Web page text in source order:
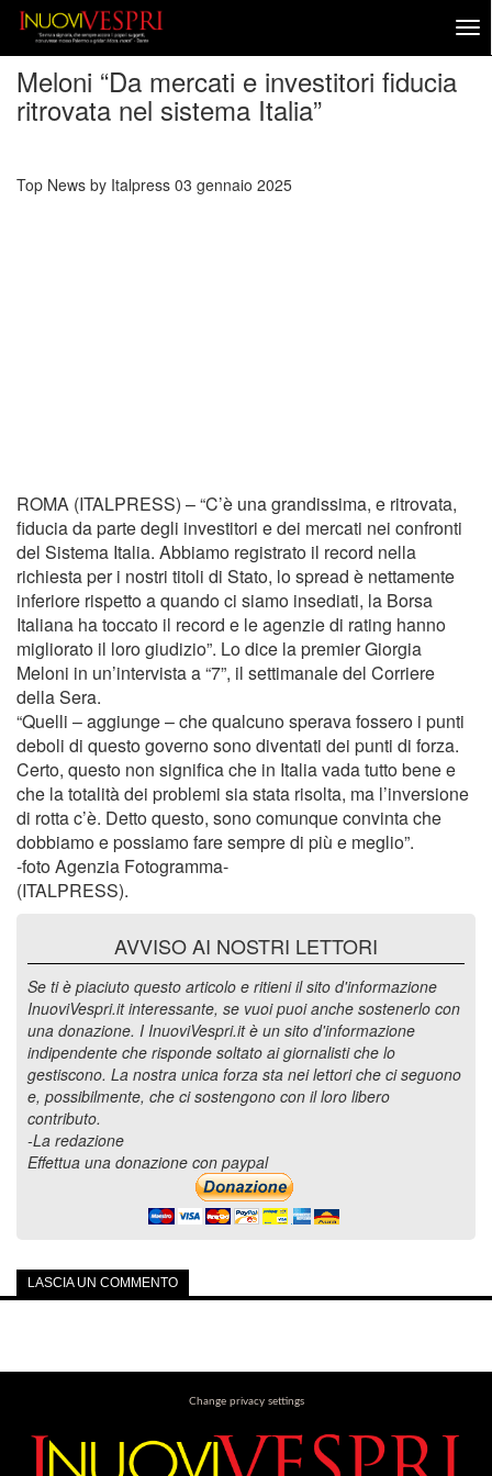
Meloni “Da mercati e investitori fiducia
ritrovata nel sistema Italia”
Top News by Italpress 03 gennaio 2025
ROMA (ITALPRESS) – “C’è una grandissima, e ritrovata,
fiducia da parte degli investitori e dei mercati nei confronti
del Sistema Italia. Abbiamo registrato il record nella
richiesta per i nostri titoli di Stato, lo spread è nettamente
inferiore rispetto a quando ci siamo insediati, la Borsa
Italiana ha toccato il record e le agenzie di rating hanno
migliorato il loro giudizio”. Lo dice la premier Giorgia
Meloni in un’intervista a “7”, il settimanale del Corriere
della Sera.
“Quelli – aggiunge – che qualcuno sperava fossero i punti
deboli di questo governo sono diventati dei punti di forza.
Certo, questo non significa che in Italia vada tutto bene e
che la totalità dei problemi sia stata risolta, ma l’inversione
di rotta c’è. Detto questo, sono comunque convinta che
dobbiamo e possiamo fare sempre di più e meglio”.
-foto Agenzia Fotogramma-
(ITALPRESS).
AVVISO AI NOSTRI LETTORI
Se ti è piaciuto questo articolo e ritieni il sito d'informazione
InuoviVespri.it interessante, se vuoi puoi anche sostenerlo con
una donazione. I InuoviVespri.it è un sito d'informazione
indipendente che risponde soltato ai giornalisti che lo
gestiscono. La nostra unica forza sta nei lettori che ci seguono
e, possibilmente, che ci sostengono con il loro libero
contributo.
-La redazione
Effettua una donazione con paypal
LASCIA UN COMMENTO
Change privacy settings